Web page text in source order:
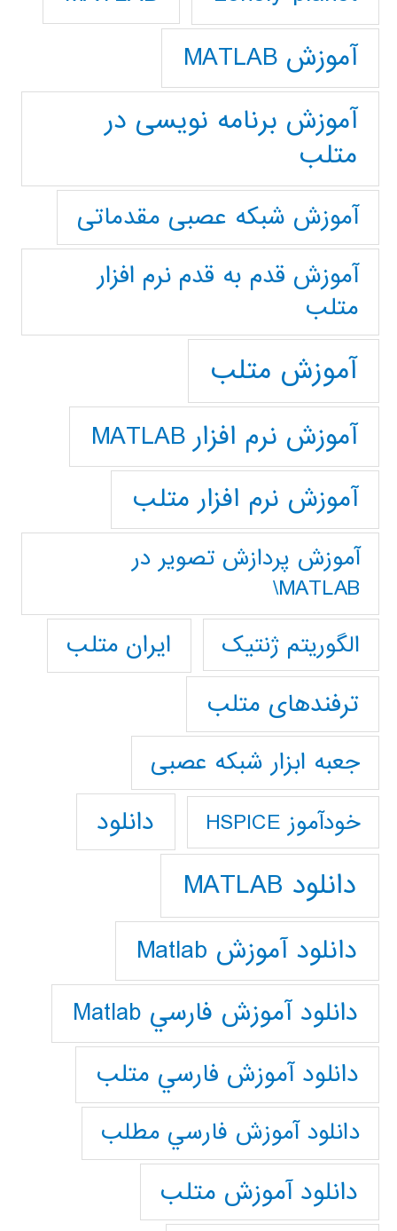
آموزش MATLAB
آموزش برنامه نویسی در
متلب
آموزش شبکه عصبی مقدماتی
آموزش قدم به قدم نرم افزار
متلب
آموزش متلب
آموزش نرم افزار MATLAB
آموزش نرم افزار متلب
آموزش پردازش تصوير در
MATLAB\
الگوریتم ژنتیک
ایران متلب
ترفندهای متلب
جعبه ابزار شبکه عصبی
خودآموز HSPICE دانلود
دانلود MATLAB
دانلود آموزش Matlab
دانلود آموزش فارسي Matlab
دانلود آموزش فارسي متلب
دانلود آموزش فارسي مطلب
دانلود آموزش متلب